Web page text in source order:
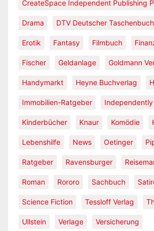
CreateSpace Independent Publishing
Drama DTV Deutscher
Erotik Fantasy Filmbuch
Fischer Geldanlage Goldmann
Handymarkt Heyne Buchverlag
Immobilien-Ratgeber
Kinderbücher Knaur Komödie
Lebenshilfe News Oetinger
Ratgeber Ravensburger
Roman Rororo Sachbuch
Science Fiction Tessloff Verlag
Ullstein Verlage Versicherung